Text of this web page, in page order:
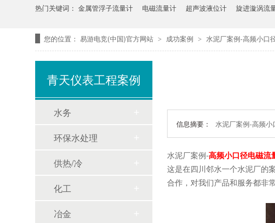
热门关键词： 金属管浮子流量计 电磁流量计 超声波液位计 旋进漩涡流
您的位置： 易游电竞(中国)官方网站 > 成功案例 > 水泥厂案例-高频小口
信息摘要： 水泥厂案例-高频
水泥厂案例-高频小口径电磁流
这是在四川邻水一个水泥厂的
合作，对我们产品和服务都非
青天仪表工程案例
水务
环保水处理
供热/冷
化工
冶金